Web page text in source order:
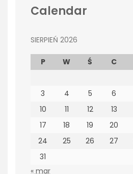
Calendar
SIERPIEŃ 2026
P W Ś C
3
4 5 6
10
11 12 13
17
18 19 20
24
25 26 27
31
« mar